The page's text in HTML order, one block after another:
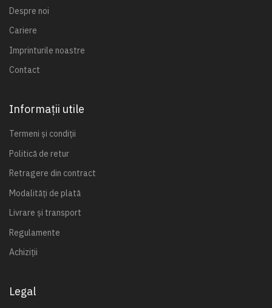
Despre noi
Cariere
Imprinturile noastre
Contact
Informații utile
Termeni și condiții
Politică de retur
Retragere din contract
Modalități de plată
Livrare și transport
Regulamente
Achiziții
Legal